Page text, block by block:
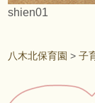
shien01
八木北保育園 >子